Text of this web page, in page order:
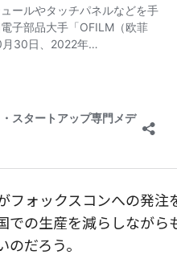
フォックスコンへの発
での生産を減らしなが
だろう。